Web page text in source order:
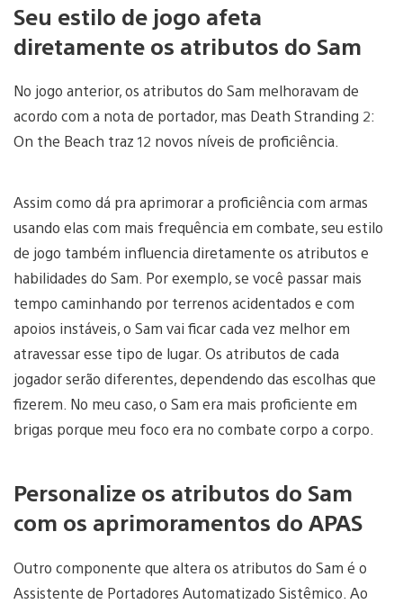
Seu estilo de jogo afeta
diretamente os atributos do Sam
No jogo anterior, os atributos do Sam melhoravam de
acordo com a nota de portador, mas Death Stranding 2:
On the Beach traz 12 novos níveis de proficiência.
Assim como dá pra aprimorar a proficiência com armas
usando elas com mais frequência em combate, seu estilo
de jogo também influencia diretamente os atributos e
habilidades do Sam. Por exemplo, se você passar mais
tempo caminhando por terrenos acidentados e com
apoios instáveis, o Sam vai ficar cada vez melhor em
atravessar esse tipo de lugar. Os atributos de cada
jogador serão diferentes, dependendo das escolhas que
fizerem. No meu caso, o Sam era mais proficiente em
brigas porque meu foco era no combate corpo a corpo.
Personalize os atributos do Sam
com os aprimoramentos do APAS
Outro componente que altera os atributos do Sam é o
Assistente de Portadores Automatizado Sistêmico. Ao